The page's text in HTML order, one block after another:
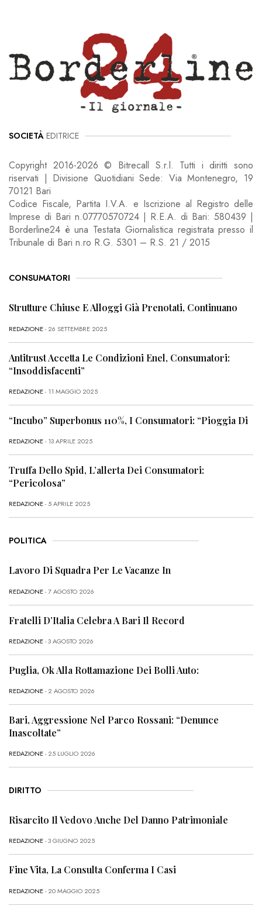
SOCIETÀ EDITRICE
Copyright 2016-2026 © Bitrecall S.r.l. Tutti i diritti sono
riservati | Divisione Quotidiani Sede: Via Montenegro, 19
70121 Bari
Codice Fiscale, Partita I.V.A. e Iscrizione al Registro delle
Imprese di Bari n.07770570724 | R.E.A. di Bari: 580439 |
Borderline24 è una Testata Giornalistica registrata presso il
Tribunale di Bari n.ro R.G. 5301 – R.S. 21 / 2015
CONSUMATORI
Strutture Chiuse E Alloggi Già Prenotati, Continuano
REDAZIONE- 26 SETTEMBRE 2025
Antitrust Accetta Le Condizioni Enel, Consumatori:
“Insoddisfacenti”
REDAZIONE- 11 MAGGIO 2025
“Incubo” Superbonus 110%, I Consumatori: “Pioggia Di
REDAZIONE- 13 APRILE 2025
Truffa Dello Spid, L’allerta Dei Consumatori:
“Pericolosa”
REDAZIONE- 5 APRILE 2025
POLITICA
Lavoro Di Squadra Per Le Vacanze In
REDAZIONE- 7 AGOSTO 2026
Fratelli D’Italia Celebra A Bari Il Record
REDAZIONE- 3 AGOSTO 2026
Puglia, Ok Alla Rottamazione Dei Bolli Auto:
REDAZIONE- 2 AGOSTO 2026
Bari, Aggressione Nel Parco Rossani: “Denunce
Inascoltate”
REDAZIONE- 25 LUGLIO 2026
DIRITTO
Risarcito Il Vedovo Anche Del Danno Patrimoniale
REDAZIONE- 3 GIUGNO 2025
Fine Vita, La Consulta Conferma I Casi
REDAZIONE- 20 MAGGIO 2025